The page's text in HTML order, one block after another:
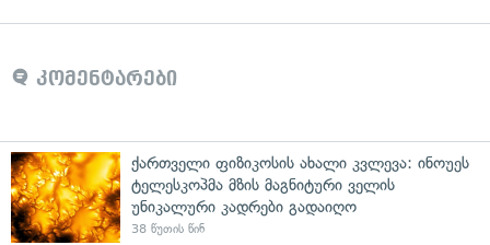
კომენტარები
ქართველი ფიზიკოსის ახალი კვლევა: ინოუეს
ტელესკოპმა მზის მაგნიტური ველის
უნიკალური კადრები გადაიღო
38 წუთის წინ